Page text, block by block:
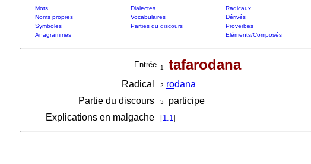
Mots Dialectes Radicaux
Noms propres
Vocabulaires Dérivés
Symboles
Parties du discours Proverbes
Anagrammes
Eléments/Composés
Entrée 1 tafarodana
Radical 2 rodana
Partie du discours
3
participe
Explications en malgache
[1.1]